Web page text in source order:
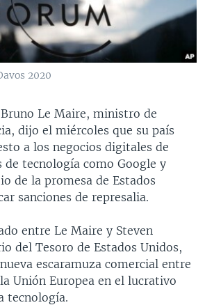
Y CULTURA
AL DÍA
VOA
2020
Bruno Le Maire, ministro de
dijo el miércoles que su país
a los negocios digitales de
de tecnología como Google y
de la promesa de Estados
sanciones de represalia.
entre Le Maire y Steven
del Tesoro de Estados Unidos,
escaramuza comercial entre
Unión Europea en el lucrativo
tecnología.